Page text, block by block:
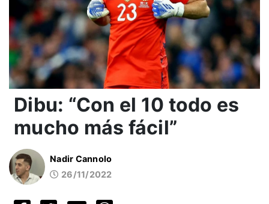
Dibu: “Con el 10 todo es
mucho más fácil”
Nadir Cannolo
26/11/2022